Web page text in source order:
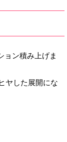
ョン積み上げま
ヤした展開にな